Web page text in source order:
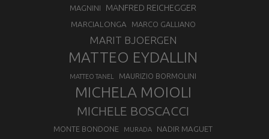
MAGNINI MANFRED REICHEGGER
MARCIALONGA MARCO GALLIANO
MARIT BJOERGEN
MATTEO EYDALLIN
MATTEO TANEL MAURIZIO BORMOLINI
MICHELA MOIOLI
MICHELE BOSCACCI
MONTE BONDONE MURADA NADIR MAGUET